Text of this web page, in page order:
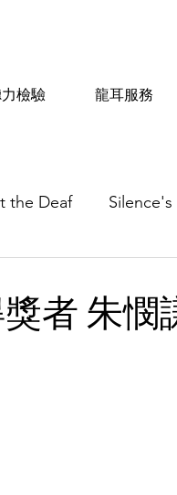
檢驗 龍耳服務
the Deaf
者 朱憫